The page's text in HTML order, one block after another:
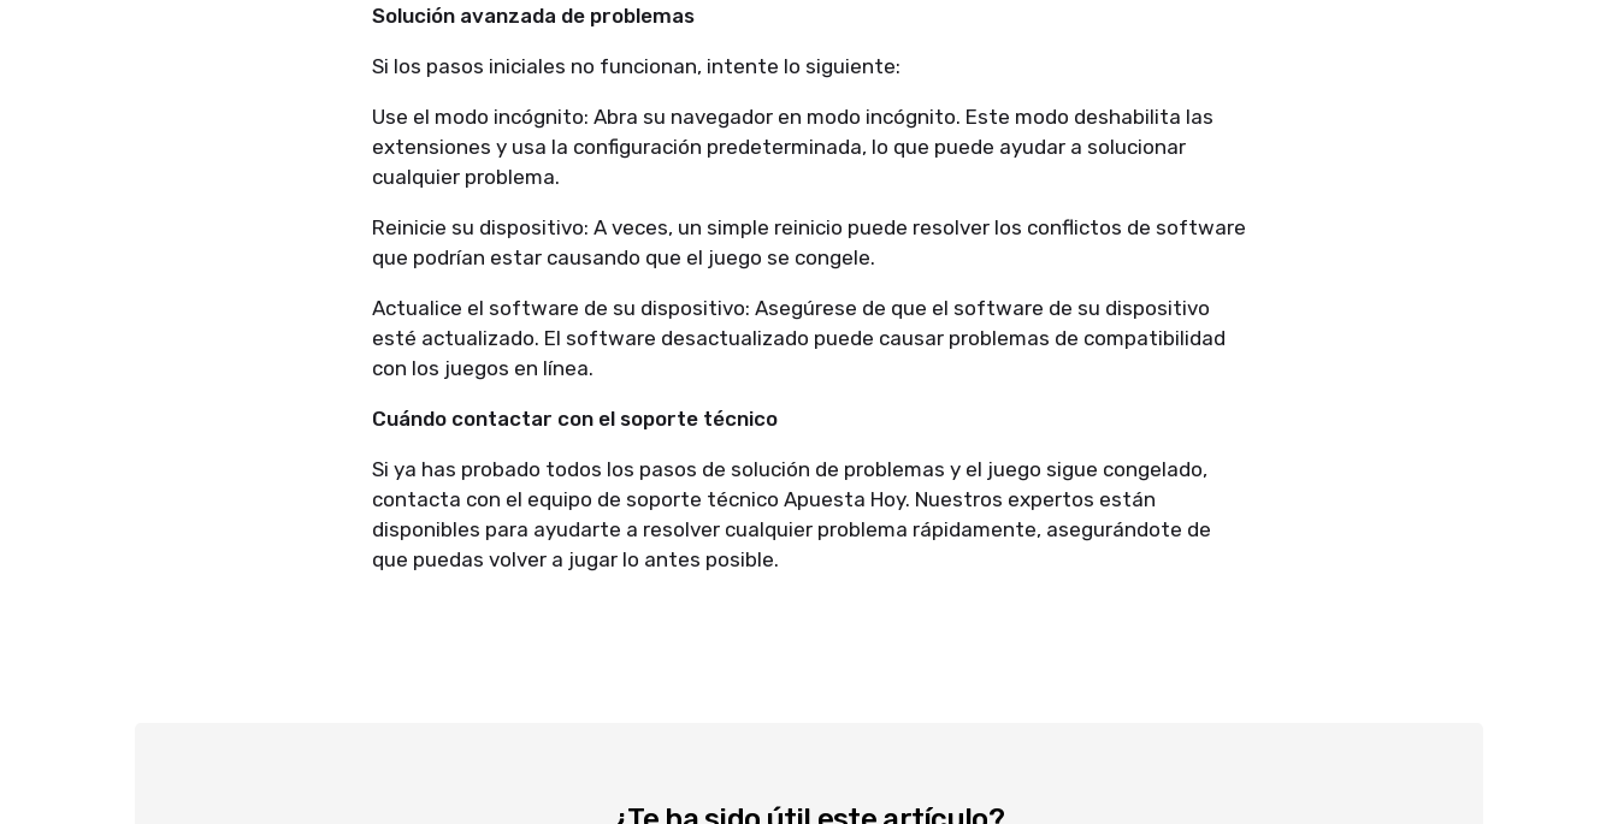
Solución avanzada de problemas
Si los pasos iniciales no funcionan, intente lo siguiente:
Use el modo incógnito: Abra su navegador en modo incógnito. Este modo deshabilita las
extensiones y usa la configuración predeterminada, lo que puede ayudar a solucionar
cualquier problema.
Reinicie su dispositivo: A veces, un simple reinicio puede resolver los conflictos de software
que podrían estar causando que el juego se congele.
Actualice el software de su dispositivo: Asegúrese de que el software de su dispositivo
esté actualizado. El software desactualizado puede causar problemas de compatibilidad
con los juegos en línea.
Cuándo contactar con el soporte técnico
Si ya has probado todos los pasos de solución de problemas y el juego sigue congelado,
contacta con el equipo de soporte técnico Apuesta Hoy. Nuestros expertos están
disponibles para ayudarte a resolver cualquier problema rápidamente, asegurándote de
que puedas volver a jugar lo antes posible.